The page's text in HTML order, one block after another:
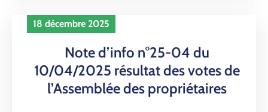
18 décembre 2025
Note d’info n°25-04 du
10/04/2025 résultat des votes de
l’Assemblée des propriétaires